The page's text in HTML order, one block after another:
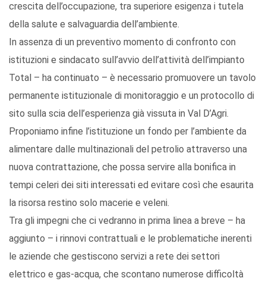
crescita dell’occupazione, tra superiore esigenza i tutela
della salute e salvaguardia dell’ambiente.
In assenza di un preventivo momento di confronto con
istituzioni e sindacato sull’avvio dell’attività dell’impianto
Total – ha continuato – è necessario promuovere un tavolo
permanente istituzionale di monitoraggio e un protocollo di
sito sulla scia dell’esperienza già vissuta in Val D’Agri.
Proponiamo infine l’istituzione un fondo per l’ambiente da
alimentare dalle multinazionali del petrolio attraverso una
nuova contrattazione, che possa servire alla bonifica in
tempi celeri dei siti interessati ed evitare così che esaurita
la risorsa restino solo macerie e veleni.
Tra gli impegni che ci vedranno in prima linea a breve – ha
aggiunto – i rinnovi contrattuali e le problematiche inerenti
le aziende che gestiscono servizi a rete dei settori
elettrico e gas-acqua, che scontano numerose difficoltà